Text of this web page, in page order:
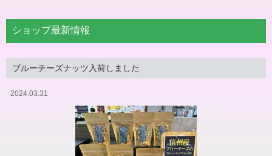
ショップ最新情報
ブルーチーズナッツ入荷しました
2024.03.31